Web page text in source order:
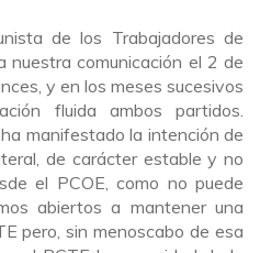
de los Trabajadores de
nuestra comunicación el 2 de
y en los meses sucesivos
fluida ambos partidos.
manifestado la intención de
de carácter estable y no
el PCOE, como no puede
abiertos a mantener una
pero, sin menoscabo de esa